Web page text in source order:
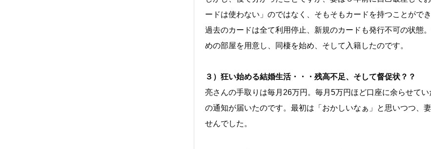
ードは使わない」のではなく、そもそもカードを持つことができ
過去のカードは全て利用停止、新規のカードも発行不可の状態
めの部屋を用意し、同棲を始め、そして入籍したのです。
３）狂い始める結婚生活・・・残高不足、そして督促状？？
亮さんの手取りは毎月26万円。毎月5万円ほど口座に余らせて
の通知が届いたのです。最初は「おかしいなぁ」と思いつつ、
せんでした。